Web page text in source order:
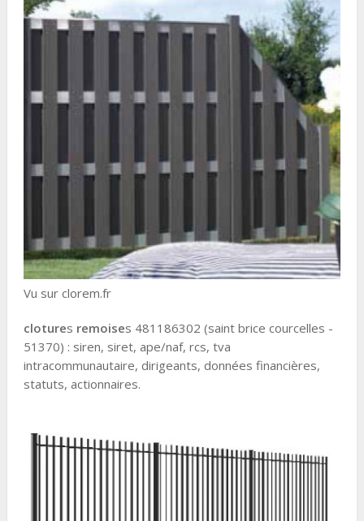
Vu sur clorem.fr
clotures remoises 481186302 (saint brice courcelles -
51370) : siren, siret, ape/naf, rcs, tva
intracommunautaire, dirigeants, données financières,
statuts, actionnaires.